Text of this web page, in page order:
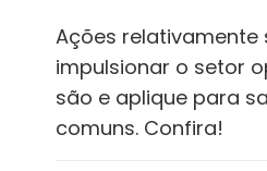
Ações relativamente
impulsionar o setor
são e aplique para
comuns. Confira!